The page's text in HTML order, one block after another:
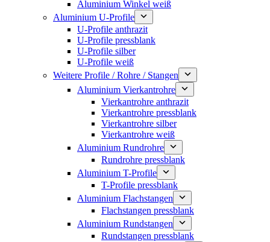
Aluminium Winkel weiß
Aluminium U-Profile
U-Profile anthrazit
U-Profile pressblank
U-Profile silber
U-Profile weiß
Weitere Profile / Rohre / Stangen
Aluminium Vierkantrohre
Vierkantrohre anthrazit
Vierkantrohre pressblank
Vierkantrohre silber
Vierkantrohre weiß
Aluminium Rundrohre
Rundrohre pressblank
Aluminium T-Profile
T-Profile pressblank
Aluminium Flachstangen
Flachstangen pressblank
Aluminium Rundstangen
Rundstangen pressblank